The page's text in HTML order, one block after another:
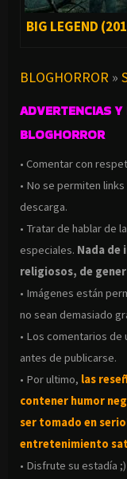
BIG LEGEND
BLOGHORROR »
ADVERTENCIAS
BLOGHORROR
• Comentar con
• No se permiten
descarga.
• Tratar de hablar de
especiales. Nada de
religiosos, de
• Imágenes están
no sean demasiado
• Los comentarios
antes de publicarse.
• Por ultimo, las
contener humor
ser tomado en
entretenimiento
• Disfrute su estadía ;)